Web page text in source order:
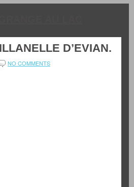
D’EVIAN.
NO COMMENTS